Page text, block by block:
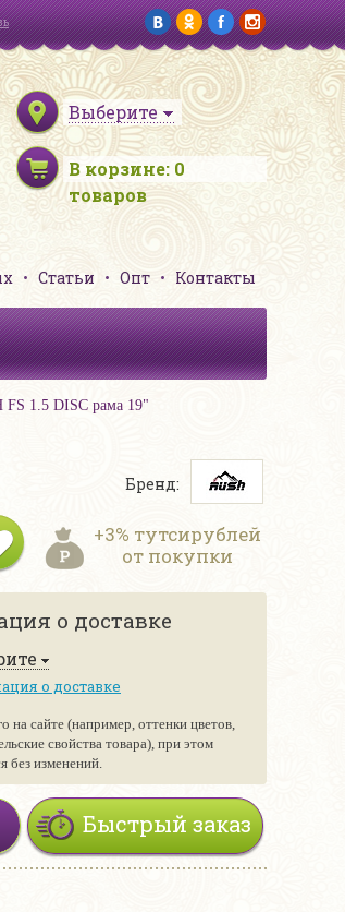
Выберите
В корзине: 0
товаров
Статьи Опт Контакты
FS 1.5 DISC рама 19"
Бренд:
+3% тутсирублей
от покупки
о доставке
о доставке
на сайте (например, оттенки цветов,
свойства товара), при этом
без изменений.
Быстрый заказ